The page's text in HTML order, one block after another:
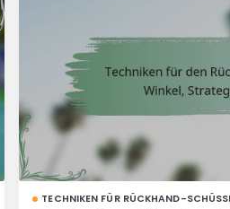
TECHNIKEN FÜR RÜCKHAND-